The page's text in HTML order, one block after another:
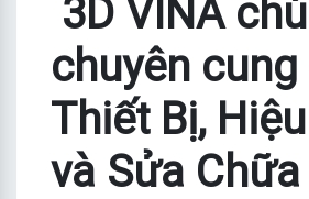
3D VINA
chuyên
Thiết Bị,
và Sửa